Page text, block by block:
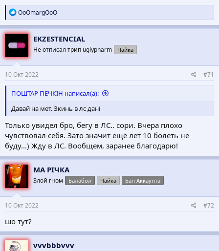
Р
е
а
к
ц
и
и
:
OoOmargOoO
EKZESTENCIAL
Не отписал трип uglypharm Чайка
10 Окт 2022 #71
ПОШТАР ПЕЧКІН написал(а):
Давай на мет. Зкинь в лс дані
Только увидел бро, бегу в ЛС.. сори. Вчера плохо
чувствовал себя. Зато значит ещё лет 10 болеть не
буду...) Жду в ЛС. Вообщем, заранее благодарю!
МА РІЧКА
Злой гном Балабол Чайка Бан Аккаунта
10 Окт 2022 #72
шо тут?
vvvbbbvvv